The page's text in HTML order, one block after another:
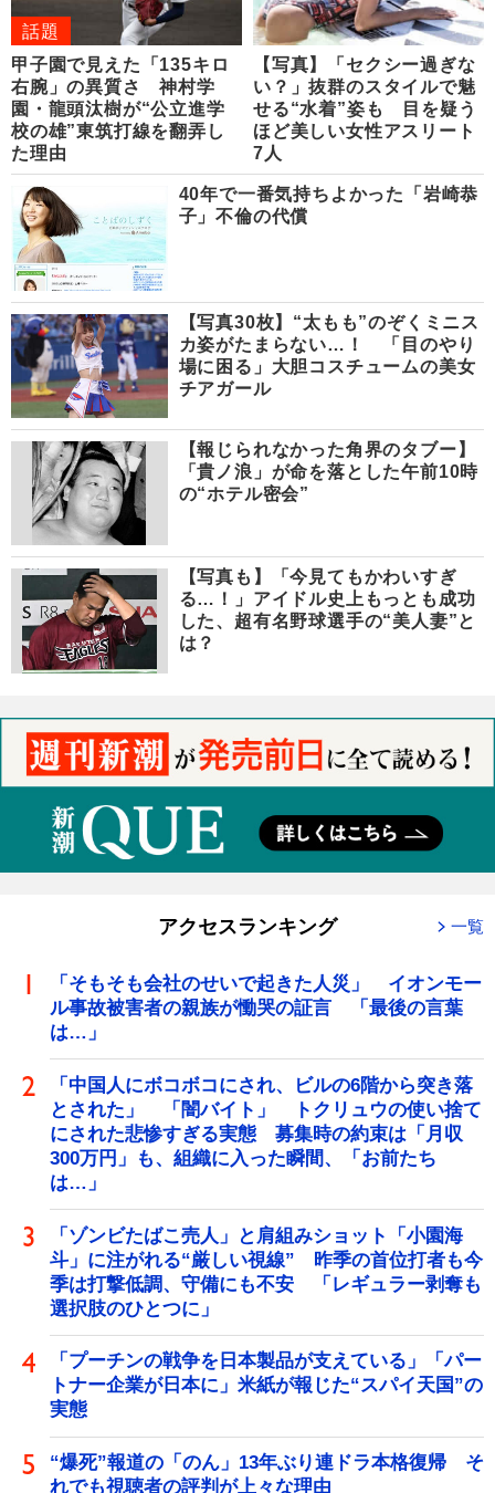
話題
甲子園で見えた「135キロ
右腕」の異質さ 神村学
園・龍頭汰樹が“公立進学
校の雄”東筑打線を翻弄し
た理由
【写真】「セクシー過ぎな
い？」抜群のスタイルで魅
せる“水着”姿も 目を疑う
ほど美しい女性アスリート
7人
40年で一番気持ちよかった「岩崎恭
子」不倫の代償
【写真30枚】“太もも”のぞくミニス
カ姿がたまらない…！ 「目のやり
場に困る」大胆コスチュームの美女
チアガール
【報じられなかった角界のタブー】
「貴ノ浪」が命を落とした午前10時
の“ホテル密会”
【写真も】「今見てもかわいすぎ
る…！」アイドル史上もっとも成功
した、超有名野球選手の“美人妻”と
は？
アクセスランキング 一覧
「そもそも会社のせいで起きた人災」 イオンモー
ル事故被害者の親族が慟哭の証言 「最後の言葉
は…」
「中国人にボコボコにされ、ビルの6階から突き落
とされた」 「闇バイト」 トクリュウの使い捨て
にされた悲惨すぎる実態 募集時の約束は「月収
300万円」も、組織に入った瞬間、「お前たち
は…」
「ゾンビたばこ売人」と肩組みショット「小園海
斗」に注がれる“厳しい視線” 昨季の首位打者も今
季は打撃低調、守備にも不安 「レギュラー剥奪も
選択肢のひとつに」
「プーチンの戦争を日本製品が支えている」「パー
トナー企業が日本に」米紙が報じた“スパイ天国”の
実態
“爆死”報道の「のん」13年ぶり連ドラ本格復帰 そ
れでも視聴者の評判が上々な理由